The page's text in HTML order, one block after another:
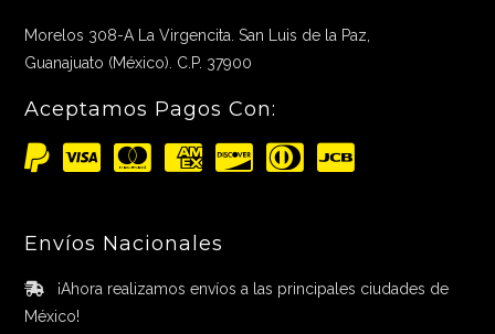
Morelos 308-A La Virgencita. San Luis de la Paz,
Guanajuato (México). C.P. 37900
Aceptamos Pagos Con:
Envíos Nacionales
¡Ahora realizamos envíos a las principales ciudades de
México!